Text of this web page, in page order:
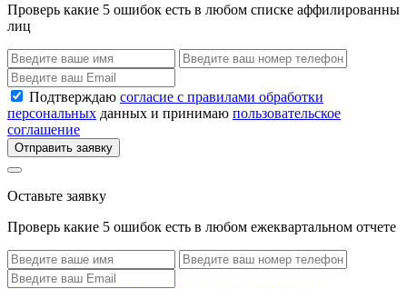
Проверь какие 5 ошибок есть в любом списке аффилированны
лиц
Подтверждаю согласие с правилами обработки
персональных данных и принимаю пользовательское
соглашение
Отправить заявку
Оставьте заявку
Проверь какие 5 ошибок есть в любом ежеквартальном отчете